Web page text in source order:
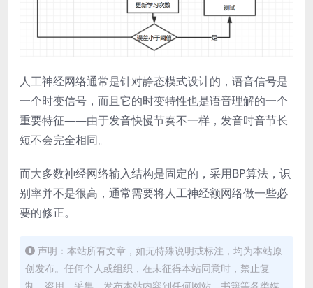
人工神经网络通常是针对静态模式设计的，语音信号是
一个时变信号，而且它的时变特性也是语音理解的一个
重要特征——由于发音快慢节奏不一样，发音时音节长
短不会完全相同。
而大多数神经网络输入结构是固定的，采用BP算法，识
别率并不是很高，通常需要将人工神经额网络做一些必
要的修正。
声明：本站所有文章，如无特殊说明或标注，均为本站原
创发布。任何个人或组织，在未征得本站同意时，禁止复